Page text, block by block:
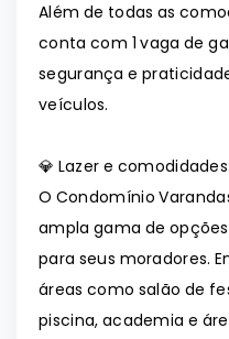
Além de todas as
conta com 1 vaga de
segurança e
veículos.
💎 Lazer e comodidades:
O Condomínio
ampla gama de
para seus moradores.
áreas como salão de
piscina, academia e